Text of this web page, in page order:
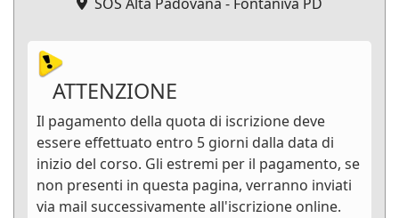
ATTENZIONE
Il pagamento della quota di iscrizione deve
essere effettuato entro 5 giorni dalla data di
inizio del corso. Gli estremi per il pagamento, se
non presenti in questa pagina, verranno inviati
via mail successivamente all'iscrizione online.